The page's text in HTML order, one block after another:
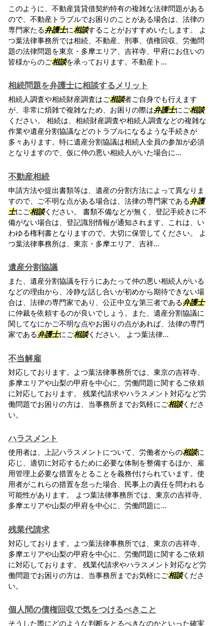
このように、不動産賃貸借契約特有の複雑な法律問題がある
ので、不動産トラブルでお困りのことがある場合は、法律の
専門家たる弁護士に相談することがおすすめいたします。 よ
つ葉法律事務所では相続、不動産、刑事、債権回収、労働問
題の法律問題を東京・多摩エリア、吉祥寺、甲府にお住いの
皆様からのご相談を承っております。不動産ト...
相続問題を弁護士に相談するメリット
相続人調査や相続財産調査はご相談者ご自身でも行えます
が、非常に煩雑で複雑なため、お困りの際は弁護士にご相談
ください。 相続は、相続財産調査や相続人調査などの複雑な
作業や遺産分割協議などのトラブルになるような手続きが
多々あります。特に遺産分割協議は相続人全員の参加が必須
となりますので、仮に仲の悪い相続人がいた場合に...
不動産相続
申請方法や提出書類等は、遺産の分割方法によって異なりま
すので、ご不明な点がある場合は、法律の専門家である弁護
士にご相談ください。 書類不備などが無く、登記手続きに不
備がない場合は、登記識別情報が通知されます。これは、い
わゆる権利書となりますので。大切に保管してください。 よ
つ葉法律事務所は、東京・多摩エリア、吉祥...
遺産分割協議
また、遺産分割協議を行うにあたって仲の悪い相続人がいる
などの理由から、冷静な話し合いが初めから期待できない場
合は、法律の専門家であり、公正中立な第三者である弁護士
に仲裁を依頼するのが良いでしょう。また、遺産分割協議に
関してなにかご不明な点やお困りの点があれば、法律の専門
家である弁護士にご相談ください。 よつ葉法律...
不当解雇
対応しております。よつ葉法律事務所では、東京の吉祥寺、
多摩エリアや山梨の甲府を中心に、労働問題に関するご依頼
に対応しております。 残業代請求やハラスメント対応など労
働問題でお困りの方は、当事務所までお気軽にご相談くださ
い。
ハラスメント
使用者は、上記ハラスメントについて、労働者からの相談に
応じ、適切に対応するために必要な体制を整備するほか、雇
用管理上必要な措置をとることを義務付けられています。使
用者がこれらの措置を怠った場合、民事上の責任を問われる
可能性があります。 よつ葉法律事務所では、東京の吉祥寺、
多摩エリアや山梨の甲府を中心に、労働問題に...
残業代請求
対応しております。よつ葉法律事務所では、東京の吉祥寺、
多摩エリアや山梨の甲府を中心に、労働問題に関するご依頼
に対応しております。 残業代請求やハラスメント対応など労
働問題でお困りの方は、当事務所までお気軽にご相談くださ
い。
個人間の債権回収で気をつけるべきこと
そうした際にどのような判断をとるべきなのかといった確実